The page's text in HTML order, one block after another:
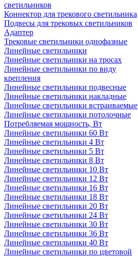
светильников
Коннектор для трекового светильника
Подвесы для трековых светильников
Адаптер
Трековые светильники однофазные
Линейные светильники
Линейные светильники на тросах
Линейные светильники по виду
крепления
Линейные светильники подвесные
Линейные светильники накладные
Линейные светильники встраиваемые
Линейные светильники потолочные
Потребляемая мощность, Вт
Линейные светильники 60 Вт
Линейные светильники 4 Вт
Линейные светильники 5 Вт
Линейные светильники 8 Вт
Линейные светильники 10 Вт
Линейные светильники 12 Вт
Линейные светильники 16 Вт
Линейные светильники 18 Вт
Линейные светильники 20 Вт
Линейные светильники 24 Вт
Линейные светильники 30 Вт
Линейные светильники 36 Вт
Линейные светильники 40 Вт
Линейные светильники по цветовой